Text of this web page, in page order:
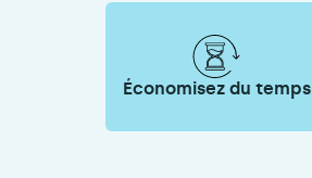
Économisez du temps